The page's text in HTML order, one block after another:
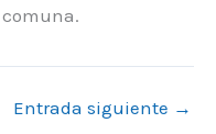
Entrada siguiente →